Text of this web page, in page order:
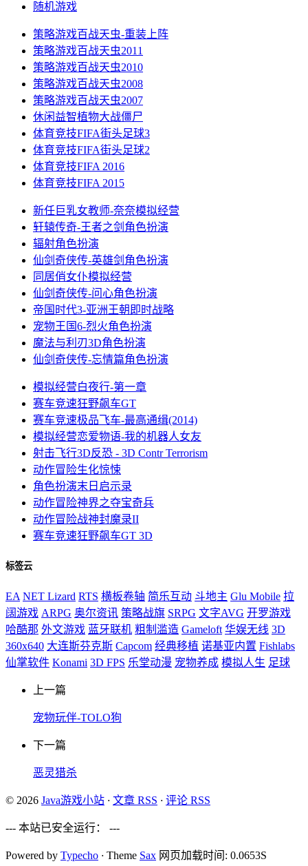
随机游戏
策略游戏百战天虫-重装上阵
策略游戏百战天虫2011
策略游戏百战天虫2010
策略游戏百战天虫2008
策略游戏百战天虫2007
休闲益智植物大战僵尸
体育竞技FIFA街头足球3
体育竞技FIFA街头足球2
体育竞技FIFA 2016
体育竞技FIFA 2015
新任巨乳女教师-奈奈模拟经营
轩辕传奇-王者之剑 角色扮演
辐射角色扮演
仙剑奇侠传-英雄剑 角色扮演
同居俏女仆模拟经营
仙剑奇侠传-问心角色扮演
帝国时代3-亚洲王朝即时战略
宠物王国6-烈火角色扮演
魔法与利刃3D角色扮演
仙剑奇侠传-忘情篇角色扮演
模拟经营白夜行-第一章
赛车竞速狂野飙车GT
赛车竞速极品飞车-最高通缉(2014)
模拟经营恋爱物语-我的机器人女友
射击飞行3D反恐 - 3D Contr Terrorism
动作冒险生化惊悚
角色扮演末日启示录
动作冒险神界之夺宝奇兵
动作冒险战神封魔录II
赛车竞速狂野飙车GT 3D
标签云
EA NET Lizard RTS 横板卷轴 简乐互动 斗地主 Glu Mobile 拉
阔游戏 ARPG 奥尔资讯 策略战旗 SRPG 文字AVG 开罗游戏
哈酷那 外文游戏 蓝牙联机 粗制滥造 Gameloft 华娱无线 3D
360x640 大连斯芬克斯 Capcom 经典移植 诺基亚内置 Fishlabs
仙掌软件 Konami 3D FPS 乐堂动漫 宠物养成 模拟人生 足球
上一篇
宠物玩伴-TOLO狗
下一篇
恶灵猎杀
© 2026 Java游戏小站 · 文章 RSS · 评论 RSS
--- 本站已安全运行： ---
Powered by Typecho · Theme Sax 网页加载时间: 0.0653S